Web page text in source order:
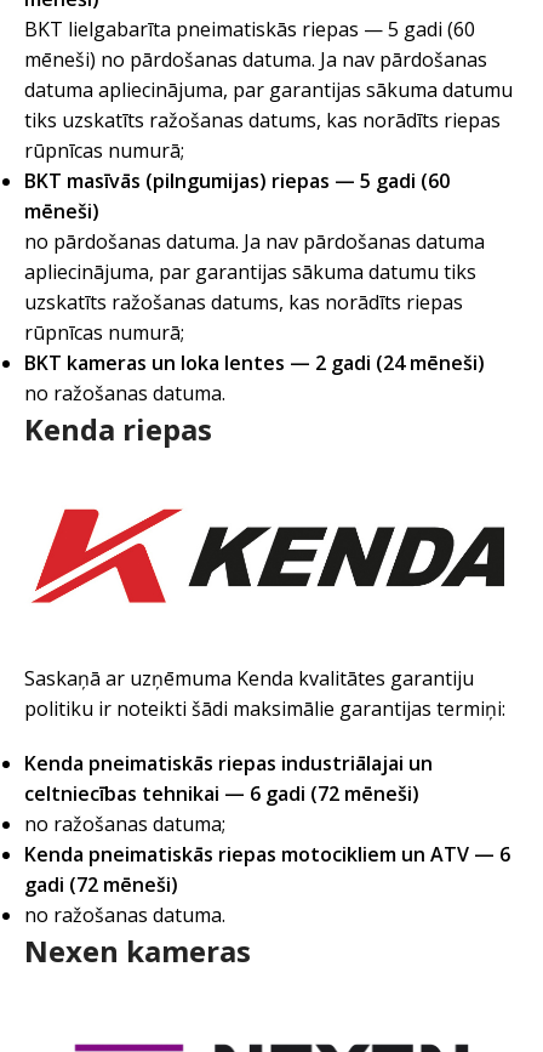
BKT lielgabarīta pneimatiskās riepas — 5 gadi (60
mēneši) no pārdošanas datuma. Ja nav pārdošanas
datuma apliecinājuma, par garantijas sākuma datumu
tiks uzskatīts ražošanas datums, kas norādīts riepas
rūpnīcas numurā;
BKT masīvās (pilngumijas) riepas — 5 gadi (60
mēneši)
no pārdošanas datuma. Ja nav pārdošanas datuma
apliecinājuma, par garantijas sākuma datumu tiks
uzskatīts ražošanas datums, kas norādīts riepas
rūpnīcas numurā;
BKT kameras un loka lentes — 2 gadi (24 mēneši)
no ražošanas datuma.
Kenda riepas
Saskaņā ar uzņēmuma Kenda kvalitātes garantiju
politiku ir noteikti šādi maksimālie garantijas termiņi:
Kenda pneimatiskās riepas industriālajai un
celtniecības tehnikai — 6 gadi (72 mēneši)
no ražošanas datuma;
Kenda pneimatiskās riepas motocikliem un ATV — 6
gadi (72 mēneši)
no ražošanas datuma.
Nexen kameras